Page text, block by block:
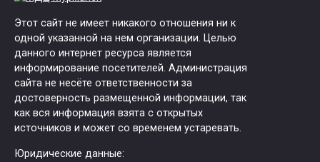
Этот сайт не имеет никакого отношения ни к
одной указанной на нем организации. Целью
данного интернет ресурса является
информирование посетителей. Администрация
сайта не несёте ответственности за
достоверность размещенной информации, так
как вся информация взята с открытых
источников и может со временем устаревать.
Юридические данные: